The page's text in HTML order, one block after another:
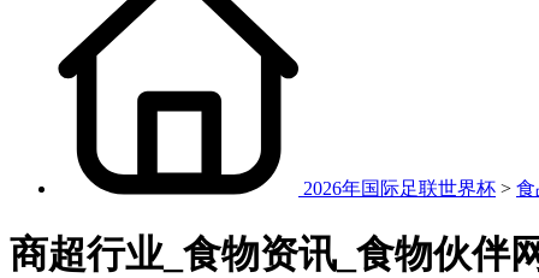
2026年国际足联世界杯 > 食
商超行业_食物资讯_食物伙伴